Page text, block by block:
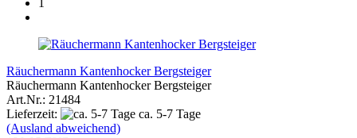
Räuchermann Kantenhocker Bergsteiger
Räuchermann Kantenhocker Bergsteiger
Art.Nr.: 21484
Lieferzeit:
ca. 5-7 Tage
(Ausland abweichend)